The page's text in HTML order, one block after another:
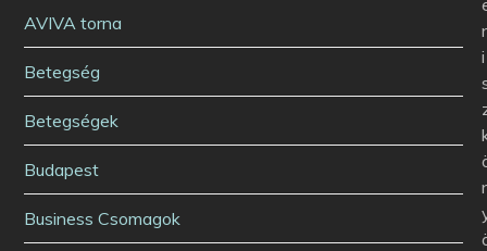
AVIVA torna
Betegség
Betegségek
Budapest
Business Csomagok
i